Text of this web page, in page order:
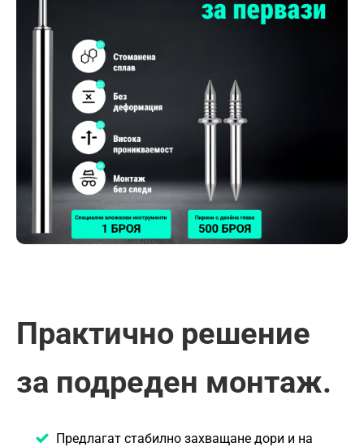
Практично решение
за подреден монтаж.
Предлагат стабилно захващане дори и на